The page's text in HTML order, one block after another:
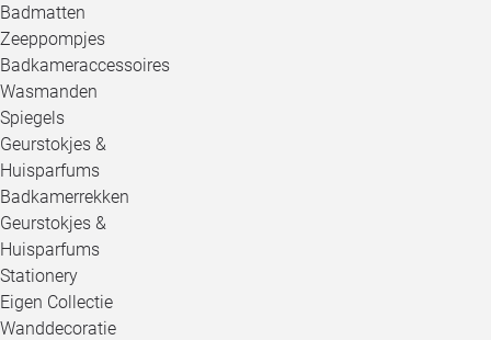
Badmatten
Zeeppompjes
Badkameraccessoires
Wasmanden
Spiegels
Geurstokjes &
Huisparfums
Badkamerrekken
Geurstokjes &
Huisparfums
Stationery
Eigen Collectie
Wanddecoratie